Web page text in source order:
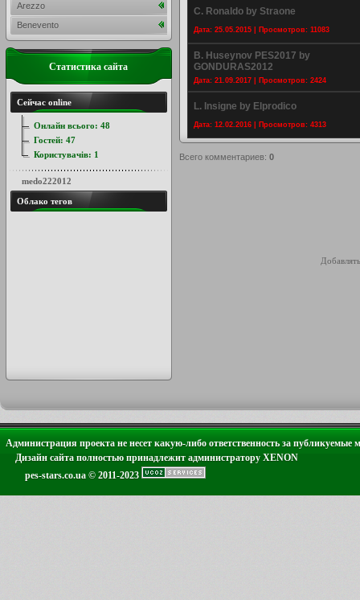
C. Ronaldo by Straone
Дата: 25.05.2015 | Просмотров: 11083
B. Huseynov PES2017 by
GONDURAS2012
Дата: 21.09.2017 | Просмотров: 2424
L. Insigne by Elprodico
Дата: 12.02.2016 | Просмотров: 4313
Всего комментариев: 0
Arezzo
Benevento
Статистика сайта
Сейчас online
Онлайн всього: 48
Гостей: 47
Користувачів: 1
medo222012
Облако тегов
Администрация проекта не несет какую-либо ответственность за публикуемые
Дизайн сайта полностью принадлежит администратору XENON
pes-stars.co.ua © 2011-2023